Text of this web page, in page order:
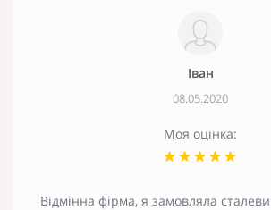
Іван
08.05.2020
Моя оцінка:
Відмінна фірма, я замовляла